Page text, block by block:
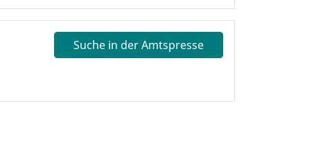
Suche in der Amtspresse